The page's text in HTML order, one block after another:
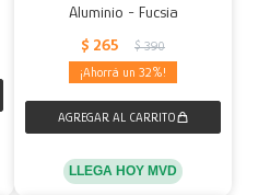
Aluminio - Fucsia
$ 265 $ 390
32
LLEGA HOY MVD